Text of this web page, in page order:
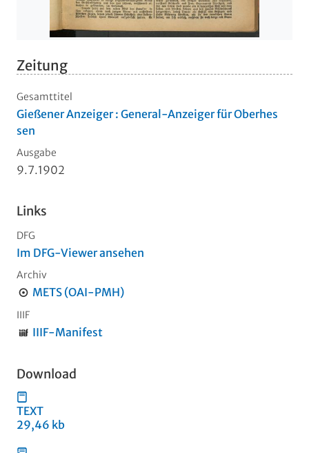
Zeitung
Gesamttitel
Gießener Anzeiger : General-Anzeiger für Oberhes
sen
Ausgabe
9.7.1902
Links
DFG
Im DFG-Viewer ansehen
Archiv
METS (OAI-PMH)
IIIF
IIIF-Manifest
Download
TEXT
29,46 kb